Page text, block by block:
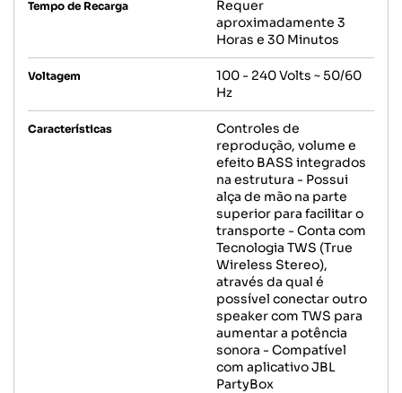
Tempo de Recarga
Requer
aproximadamente 3
Horas e 30 Minutos
Voltagem
100 - 240 Volts ~ 50/60
Hz
Características
Controles de
reprodução, volume e
efeito BASS integrados
na estrutura - Possui
alça de mão na parte
superior para facilitar o
transporte - Conta com
Tecnologia TWS (True
Wireless Stereo),
através da qual é
possível conectar outro
speaker com TWS para
aumentar a potência
sonora - Compatível
com aplicativo JBL
PartyBox